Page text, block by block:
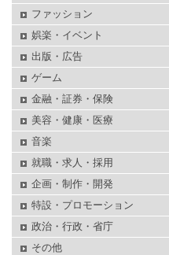
ファッション
娯楽・イベント
出版・広告
ゲーム
金融・証券・保険
美容・健康・医療
音楽
就職・求人・採用
企画・制作・開発
特設・プロモーション
政治・行政・省庁
その他